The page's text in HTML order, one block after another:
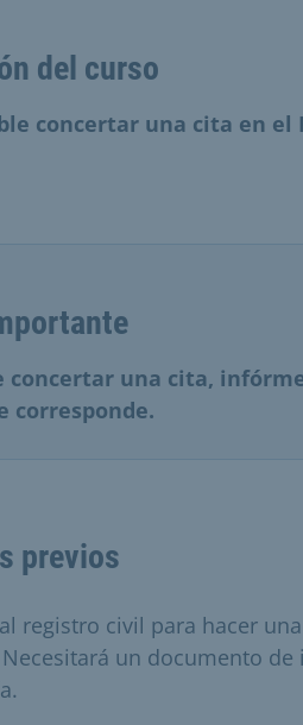
del curso
concertar una cita en el
concertar una cita,
corresponde.
previos
registro civil para hacer
un documento